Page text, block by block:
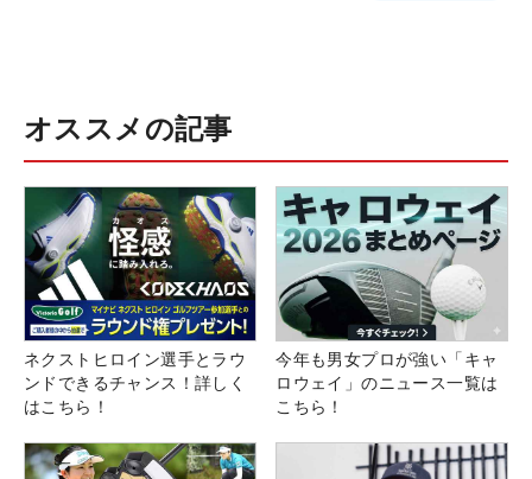
オススメの記事
ネクストヒロイン選手とラウ
ンドできるチャンス！詳しく
はこちら！
今年も男女プロが強い「キャ
ロウェイ」のニュース一覧は
こちら！